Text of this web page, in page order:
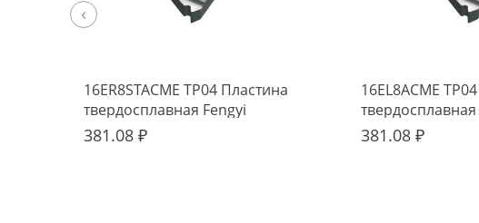
16ER8STACME TP04 Пластина
твердосплавная Fengyi
381.08 ₽
16EL8ACME
твердосплавная
381.08 ₽
‹